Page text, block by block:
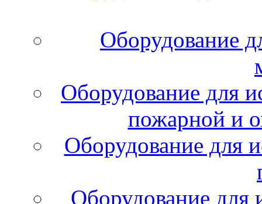
Оборудование
Оборудование для
пожарной и
Оборудование для
Оборудование для